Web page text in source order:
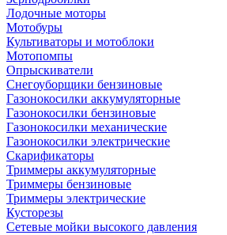
Лодочные моторы
Мотобуры
Культиваторы и мотоблоки
Мотопомпы
Опрыскиватели
Снегоуборщики бензиновые
Газонокосилки аккумуляторные
Газонокосилки бензиновые
Газонокосилки механические
Газонокосилки электрические
Скарификаторы
Триммеры аккумуляторные
Триммеры бензиновые
Триммеры электрические
Кусторезы
Сетевые мойки высокого давления